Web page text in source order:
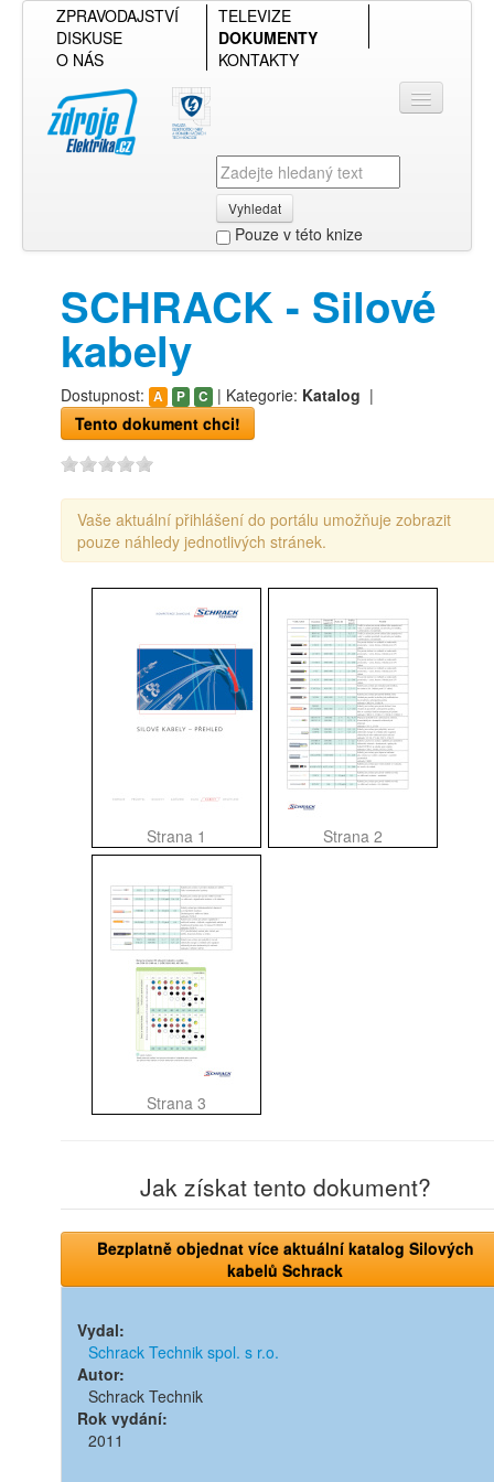
ZPRAVODAJSTVÍ
TELEVIZE
DISKUSE
DOKUMENTY
O NÁS
KONTAKTY
Vyhledat
Pouze v této knize
Přehled podle firmy
Přehled podle obsahu
SCHRACK - Silové
kabely
Dostupnost: A P C | Kategorie: Katalog |
Tento dokument chci!
Vaše aktuální přihlášení do portálu umožňuje zobrazit
pouze náhledy jednotlivých stránek.
Strana 1 Strana 2
Strana 3
Jak získat tento dokument?
Bezplatně objednat více aktuální katalog Silových
kabelů Schrack
Vydal:
Schrack Technik spol. s r.o.
Autor:
Schrack Technik
Rok vydání:
2011